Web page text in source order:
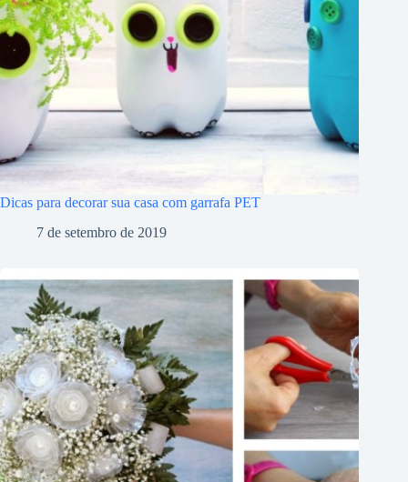
Dicas para decorar sua casa com garrafa PET
7 de setembro de 2019